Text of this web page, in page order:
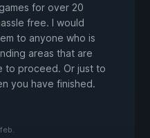
for over 20
free. I would
to anyone who is
areas that are
to proceed. Or just to
you have finished.